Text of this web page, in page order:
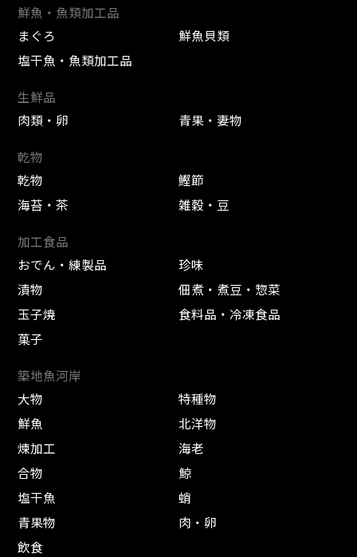
鮮魚・魚類加工品
まぐろ
鮮魚貝類
塩干魚・魚類加工品
生鮮品
肉類・卵
青果・妻物
乾物
乾物
鰹節
海苔・茶
雑穀・豆
加工食品
おでん・練製品
珍味
漬物
佃煮・煮豆・惣菜
玉子焼
食料品・冷凍食品
菓子
築地魚河岸
大物
特種物
鮮魚
北洋物
煉加工
海老
合物
鯨
塩干魚
蛸
青果物
肉・卵
飲食